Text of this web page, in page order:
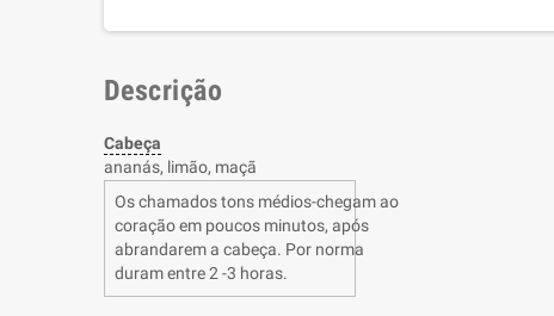
Descrição
Cabeça
ananás, limão, maçã
Os chamados tons médios-chegam ao
coração em poucos minutos, após
abrandarem a cabeça. Por norma
duram entre 2 -3 horas.